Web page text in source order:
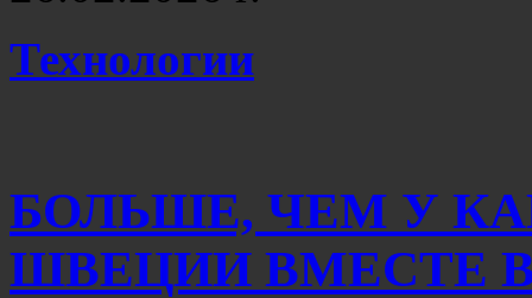
Технологии
БОЛЬШЕ, ЧЕМ У
ШВЕЦИИ ВМЕСТЕ